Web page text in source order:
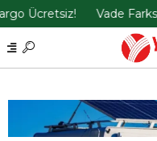
Vade Farksız 3